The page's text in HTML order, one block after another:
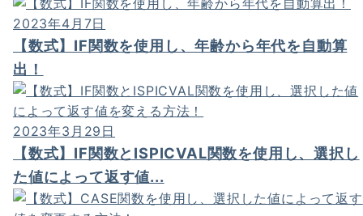
2023年4月7日
【数式】IF関数を使用し、年齢から年代を自動算
出！
2023年3月29日
【数式】IF関数とISPICVAL関数を使用し、選択し
た値によって返す値...